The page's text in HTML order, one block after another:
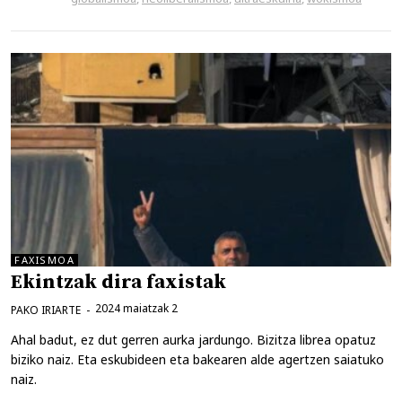
FAXISMOA
Ekintzak dira faxistak
2024 maiatzak 2
PAKO IRIARTE
Ahal badut, ez dut gerren aurka jardungo. Bizitza librea opatuz
biziko naiz. Eta eskubideen eta bakearen alde agertzen saiatuko
naiz.